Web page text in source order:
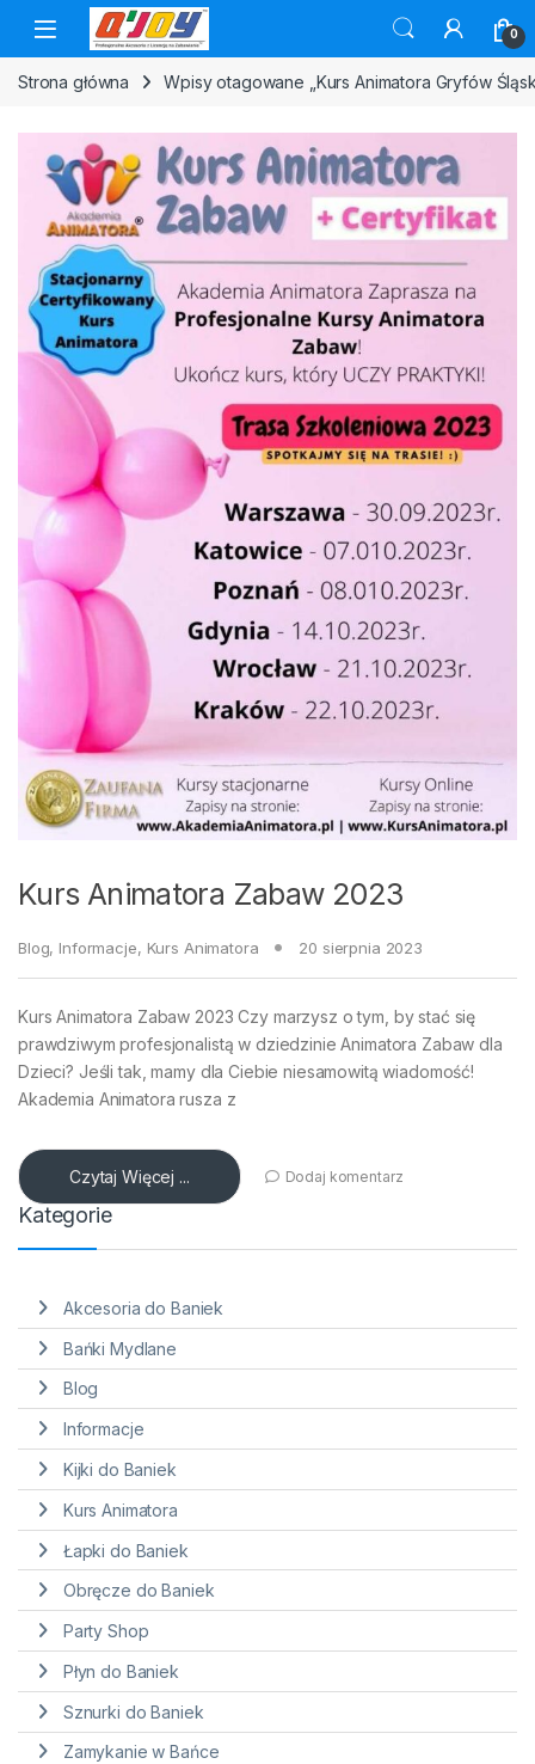
Skip to navigation
Skip to content
0
Strona główna Wpisy otagowane „Kurs Animatora Gryfów
Kurs Animatora Zabaw 2023
Blog, Informacje, Kurs Animatora 20 sierpnia 2023
Kurs Animatora Zabaw 2023 Czy marzysz o tym, by stać się
prawdziwym profesjonalistą w dziedzinie Animatora Zabaw dla
Dzieci? Jeśli tak, mamy dla Ciebie niesamowitą wiadomość!
Akademia Animatora rusza z
Czytaj Więcej ... Dodaj komentarz
Kategorie
Akcesoria do Baniek
Bańki Mydlane
Blog
Informacje
Kijki do Baniek
Kurs Animatora
Łapki do Baniek
Obręcze do Baniek
Party Shop
Płyn do Baniek
Sznurki do Baniek
Zamykanie w Bańce